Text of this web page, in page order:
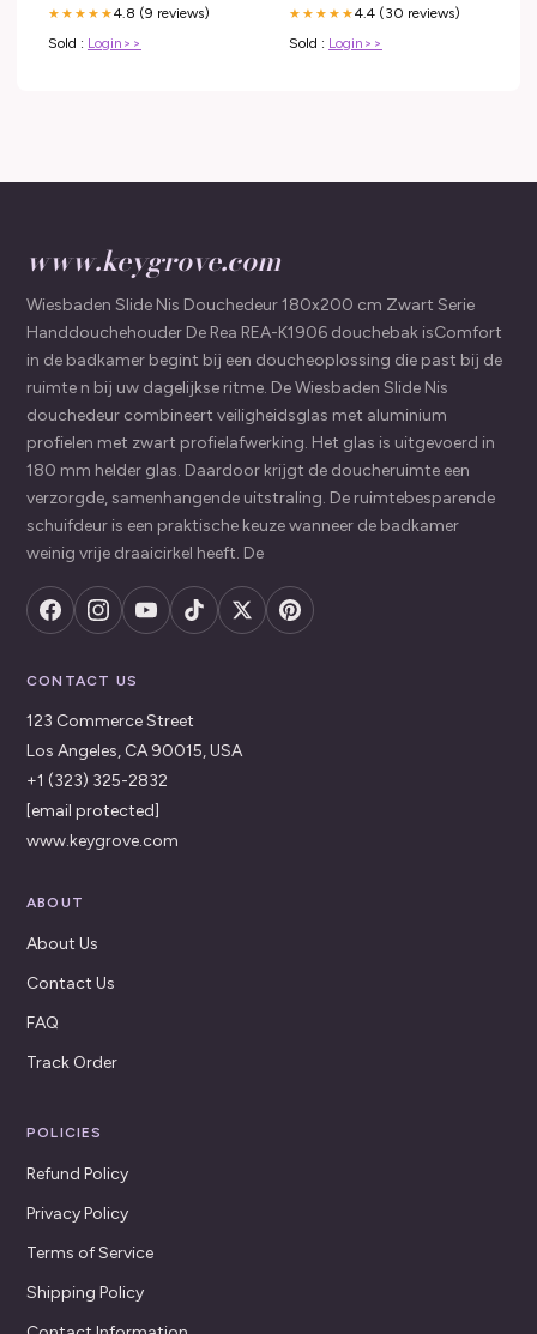
★★★★★4.8 (9 reviews)
Sold : Login>>
★★★★★4.4 (30 reviews)
Sold : Login>>
www.keygrove.com
Wiesbaden Slide Nis Douchedeur 180x200 cm Zwart Serie
Handdouchehouder De Rea REA-K1906 douchebak isComfort
in de badkamer begint bij een doucheoplossing die past bij de
ruimte n bij uw dagelijkse ritme. De Wiesbaden Slide Nis
douchedeur combineert veiligheidsglas met aluminium
profielen met zwart profielafwerking. Het glas is uitgevoerd in
180 mm helder glas. Daardoor krijgt de doucheruimte een
verzorgde, samenhangende uitstraling. De ruimtebesparende
schuifdeur is een praktische keuze wanneer de badkamer
weinig vrije draaicirkel heeft. De
CONTACT US
123 Commerce Street
Los Angeles, CA 90015, USA
+1 (323) 325-2832
[email protected]
www.keygrove.com
ABOUT
About Us
Contact Us
FAQ
Track Order
POLICIES
Refund Policy
Privacy Policy
Terms of Service
Shipping Policy